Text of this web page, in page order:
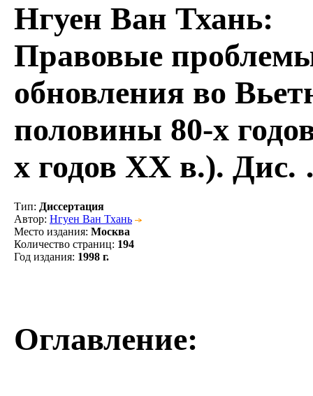
Нгуен Ван Тхань:
Правовые
обновления во
половины 80-х
х годов XX в.).
Тип: Диссертация
Автор: Нгуен Ван Тхань
Место издания: Москва
Количество страниц: 194
Год издания: 1998 г.
Оглавление: